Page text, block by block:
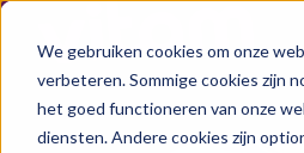
We gebruiken cookies om onze
verbeteren. Sommige cookies zijn
het goed functioneren van onze
diensten. Andere cookies zijn
Hier vind je ons
Onze aanpak
Zoeken